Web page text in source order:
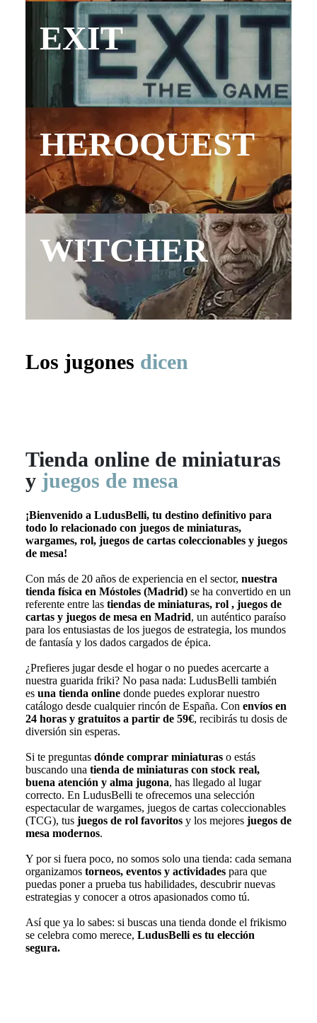
EXIT
HEROQUEST
WITCHER
Los jugones dicen
Tienda online de miniaturas
y juegos de mesa
¡Bienvenido a LudusBelli, tu destino definitivo para
todo lo relacionado con juegos de miniaturas,
wargames, rol, juegos de cartas coleccionables y juegos
de mesa!
Con más de 20 años de experiencia en el sector, nuestra
tienda física en Móstoles (Madrid)se ha convertido en un
referente entre las tiendas de miniaturas, rol , juegos de
cartas y juegos de mesa en Madrid, un auténtico paraíso
para los entusiastas de los juegos de estrategia, los mundos
de fantasía y los dados cargados de épica.
¿Prefieres jugar desde el hogar o no puedes acercarte a
nuestra guarida friki? No pasa nada: LudusBelli también
es una tienda onlinedonde puedes explorar nuestro
catálogo desde cualquier rincón de España. Con envíos en
24 horas y gratuitos a partir de 59€, recibirás tu dosis de
diversión sin esperas.
Si te preguntas dónde comprar miniaturaso estás
buscando una tienda de miniaturas con stock real,
buena atención y alma jugona, has llegado al lugar
correcto. En LudusBelli te ofrecemos una selección
espectacular de wargames, juegos de cartas coleccionables
(TCG), tus juegos de rol favoritosy los mejores juegos de
mesa modernos.
Y por si fuera poco, no somos solo una tienda: cada semana
organizamos torneos, eventos y actividadespara que
puedas poner a prueba tus habilidades, descubrir nuevas
estrategias y conocer a otros apasionados como tú.
Así que ya lo sabes: si buscas una tienda donde el frikismo
se celebra como merece, LudusBelli es tu elección
segura.